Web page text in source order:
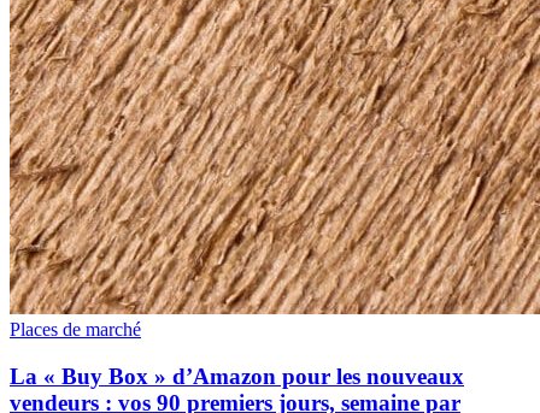
Places de marché
La « Buy Box » d’Amazon pour les nouveaux
vendeurs : vos 90 premiers jours, semaine par